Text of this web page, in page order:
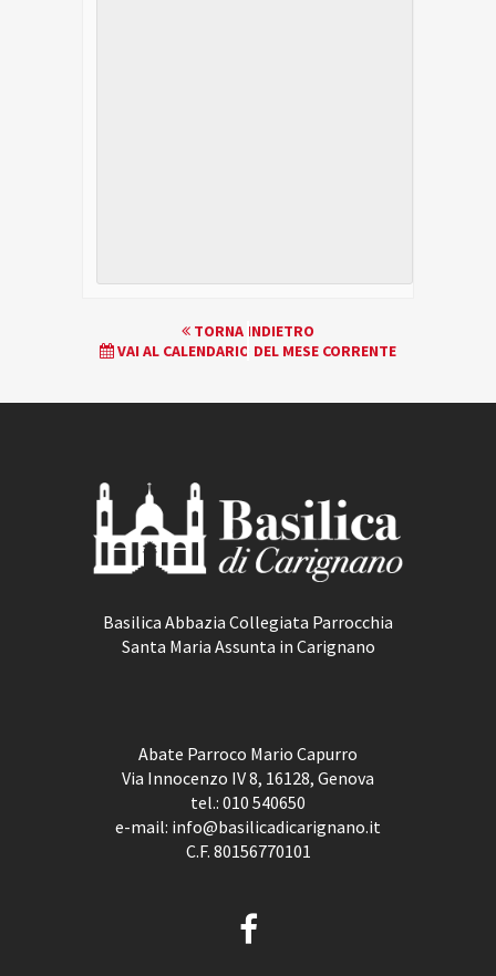
EVENTO
NAVIGATION
TORNA INDIETRO
VAI AL CALENDARIO DEL MESE CORRENTE
Basilica Abbazia Collegiata Parrocchia
Santa Maria Assunta in Carignano
Abate Parroco Mario Capurro
Via Innocenzo IV 8, 16128, Genova
tel.: 010 540650
e-mail: info@basilicadicarignano.it
C.F. 80156770101